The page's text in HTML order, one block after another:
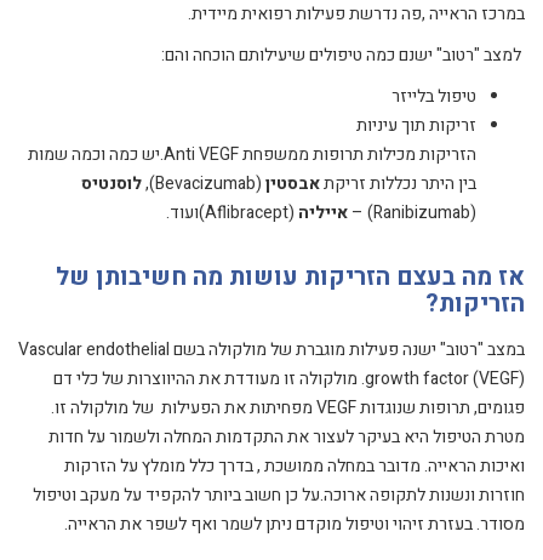
במרכז הראייה ,פה נדרשת פעילות רפואית מיידית.
למצב "רטוב" ישנם כמה טיפולים שיעילותם הוכחה והם:
טיפול בלייזר
זריקות תוך עיניות
הזריקות מכילות
תרופות ממשפחת Anti VEGF.יש כמה וכמה שמות
בין היתר נכללות זריקתאבסטין(Bevacizumab),
לוסנטיס
(Ranibizumab) –
אייליה (Aflibracept) ועוד.
אז מה בעצם הזריקות עושות מה חשיבותן של
הזריקות?
במצב "רטוב" ישנה פעילות מוגברת של מולקולה בשם Vascular endothelial
growth factor (VEGF). מולקולה זו מעודדת את ההיווצרות של כלי דם
פגומים, תרופות שנוגדות VEGF מפחיתות את הפעילות של מולקולה זו.
מטרת הטיפול היא בעיקר לעצור את התקדמות המחלה ולשמור על חדות
ואיכות הראייה. מדובר במחלה ממושכת , בדרך כלל מומלץ על הזרקות
חוזרות ונשנות לתקופה ארוכה.על כן חשוב ביותר להקפיד על מעקב וטיפול
מסודר. בעזרת זיהוי וטיפול מוקדם ניתן לשמר ואף לשפר את הראייה.